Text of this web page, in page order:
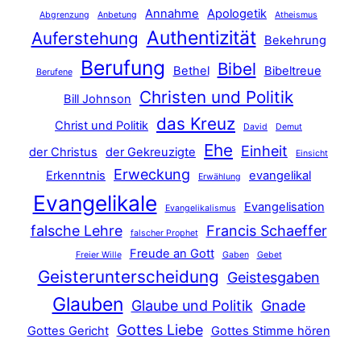
Abgrenzung Anbetung Annahme Apologetik Atheismus
Auferstehung Authentizität Bekehrung
Berufene Berufung Bethel Bibel
Bibeltreue
Bill Johnson
Christen und Politik
Christ und Politik das Kreuz David Demut
der Christus der Gekreuzigte Ehe Einheit Einsicht
Erkenntnis Erweckung Erwählung evangelikal
Evangelikale Evangelikalismus Evangelisation
falsche Lehre falscher Prophet Francis Schaeffer
Freier Wille Freude an Gott Gaben Gebet
Geisterunterscheidung Geistesgaben
Glauben Glaube und Politik Gnade
Gottes Gericht Gottes Liebe Gottes Stimme hören